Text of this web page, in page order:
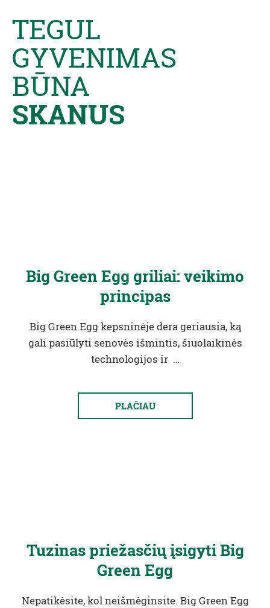
TEGUL
GYVENIMAS
BŪNA
SKANUS
Big Green Egg griliai: veikimo
principas
Big Green Egg kepsninėje dera geriausia, ką
gali pasiūlyti senovės išmintis, šiuolaikinės
technologijos ir …
PLAČIAU
Tuzinas priežasčių įsigyti Big
Green Egg
Nepatikėsite, kol neišmėginsite. Big Green Egg